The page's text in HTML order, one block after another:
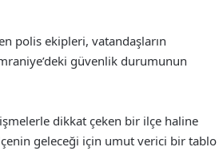
polis ekipleri, vatandaşların
güvenlik durumunun
dikkat çeken bir ilçe haline
geleceği için umut verici bir tablo